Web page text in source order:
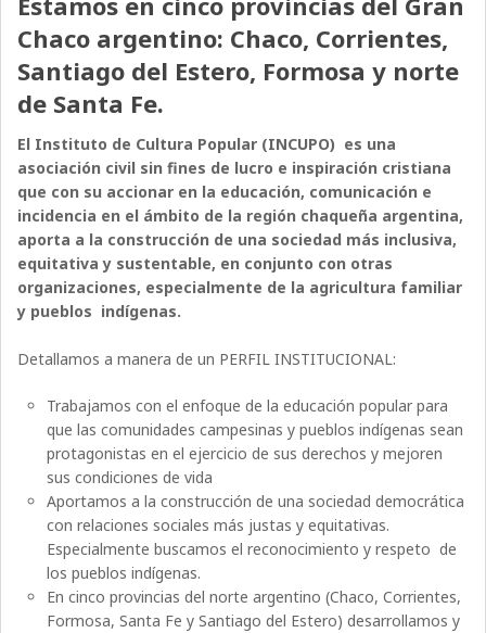
Chaco argentino: Chaco, Corrientes,
Santiago del Estero, Formosa y norte
de Santa Fe.
El Instituto de Cultura Popular (INCUPO) es una
asociación civil sin fines de lucro e inspiración cristiana
que con su accionar en la educación, comunicación e
incidencia en el ámbito de la región chaqueña argentina,
aporta a la construcción de una sociedad más inclusiva,
equitativa y sustentable, en conjunto con otras
organizaciones, especialmente de la agricultura familiar
y pueblos indígenas.
Detallamos a manera de un PERFIL INSTITUCIONAL:
Trabajamos con el enfoque de la educación popular para
que las comunidades campesinas y pueblos indígenas sean
protagonistas en el ejercicio de sus derechos y mejoren
sus condiciones de vida
Aportamos a la construcción de una sociedad democrática
con relaciones sociales más justas y equitativas.
Especialmente buscamos el reconocimiento y respeto de
los pueblos indígenas.
En cinco provincias del norte argentino (Chaco, Corrientes,
Formosa, Santa Fe y Santiago del Estero) desarrollamos y